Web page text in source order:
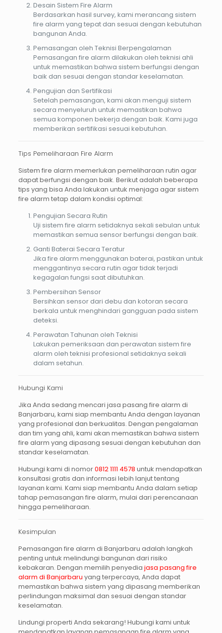
Desain Sistem Fire Alarm
Berdasarkan hasil survey, kami merancang sistem
fire alarm yang tepat dan sesuai dengan kebutuhan
bangunan Anda.
Pemasangan oleh Teknisi Berpengalaman
Pemasangan fire alarm dilakukan oleh teknisi ahli
untuk memastikan bahwa sistem berfungsi dengan
baik dan sesuai dengan standar keselamatan.
Pengujian dan Sertifikasi
Setelah pemasangan, kami akan menguji sistem
secara menyeluruh untuk memastikan bahwa
semua komponen bekerja dengan baik. Kami juga
memberikan sertifikasi sesuai kebutuhan.
Tips Pemeliharaan Fire Alarm
Sistem fire alarm memerlukan pemeliharaan rutin agar
dapat berfungsi dengan baik. Berikut adalah beberapa
tips yang bisa Anda lakukan untuk menjaga agar sistem
fire alarm tetap dalam kondisi optimal:
Pengujian Secara Rutin
Uji sistem fire alarm setidaknya sekali sebulan untuk
memastikan semua sensor berfungsi dengan baik.
Ganti Baterai Secara Teratur
Jika fire alarm menggunakan baterai, pastikan untuk
menggantinya secara rutin agar tidak terjadi
kegagalan fungsi saat dibutuhkan.
Pembersihan Sensor
Bersihkan sensor dari debu dan kotoran secara
berkala untuk menghindari gangguan pada sistem
deteksi.
Perawatan Tahunan oleh Teknisi
Lakukan pemeriksaan dan perawatan sistem fire
alarm oleh teknisi profesional setidaknya sekali
dalam setahun.
Hubungi Kami
Jika Anda sedang mencari jasa pasang fire alarm di
Banjarbaru, kami siap membantu Anda dengan layanan
yang profesional dan berkualitas. Dengan pengalaman
dan tim yang ahli, kami akan memastikan bahwa sistem
fire alarm yang dipasang sesuai dengan kebutuhan dan
standar keselamatan.
Hubungi kami di nomor0812 1111 4578 untuk mendapatkan
konsultasi gratis dan informasi lebih lanjut tentang
layanan kami. Kami siap membantu Anda dalam setiap
tahap pemasangan fire alarm, mulai dari perencanaan
hingga pemeliharaan.
Kesimpulan
Pemasangan fire alarm di Banjarbaru adalah langkah
penting untuk melindungi bangunan dari risiko
kebakaran. Dengan memilih penyedia jasa pasang fire
alarm di Banjarbaru yang terpercaya, Anda dapat
memastikan bahwa sistem yang dipasang memberikan
perlindungan maksimal dan sesuai dengan standar
keselamatan.
Lindungi properti Anda sekarang! Hubungi kami untuk